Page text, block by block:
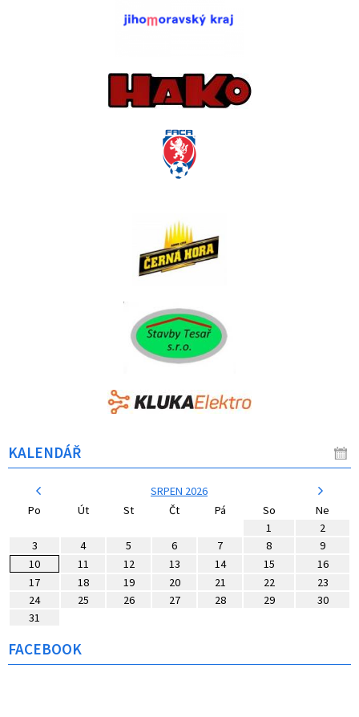
KALENDÁŘ
SRPEN 2026
Po
Út St Čt Pá So
Ne
1
2
3
4 5 6 7 8
9
10
11 12 13 14 15
16
17
18 19 20 21 22
23
24
25 26 27 28 29
30
31
FACEBOOK